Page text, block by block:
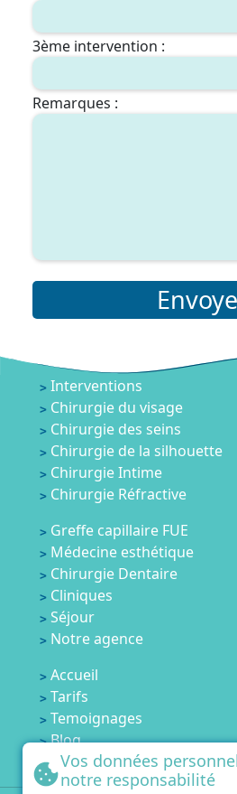
3ème intervention :
Remarques :
Interventions
Chirurgie du visage
Chirurgie des seins
Chirurgie de la silhouette
Chirurgie Intime
Chirurgie Réfractive
Greffe capillaire FUE
Médecine esthétique
Chirurgie Dentaire
Cliniques
Séjour
Notre agence
Accueil
Tarifs
Temoignages
Blog
Contactez-nous
Vos données
notre responsabilité